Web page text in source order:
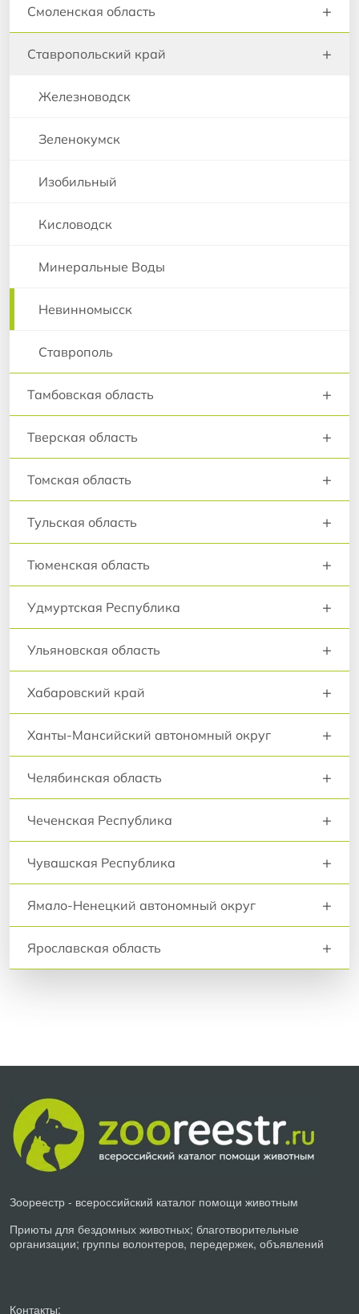
Смоленская область +
Ставропольский край +
Железноводск
Зеленокумск
Изобильный
Кисловодск
Минеральные Воды
Невинномысск
Ставрополь
Тамбовская область +
Тверская область +
Томская область +
Тульская область +
Тюменская область +
Удмуртская Республика +
Ульяновская область +
Хабаровский край +
Ханты-Мансийский автономный округ +
Челябинская область +
Чеченская Республика +
Чувашская Республика +
Ямало-Ненецкий автономный округ +
Ярославская область +
Зоореестр - всероссийский каталог помощи животным
Приюты для бездомных животных; благотворительные
организации; группы волонтеров, передержек, объявлений
Контакты: